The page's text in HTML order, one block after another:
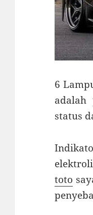
6
adalah
status
toto